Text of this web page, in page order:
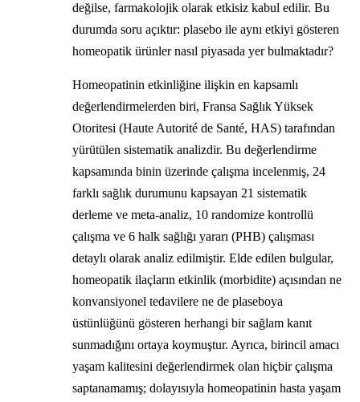
değilse, farmakolojik olarak etkisiz kabul edilir. Bu
durumda soru açıktır: plasebo ile aynı etkiyi gösteren
homeopatik ürünler nasıl piyasada yer bulmaktadır?
Homeopatinin etkinliğine ilişkin en kapsamlı
değerlendirmelerden biri, Fransa Sağlık Yüksek
Otoritesi (Haute Autorité de Santé, HAS) tarafından
yürütülen sistematik analizdir. Bu değerlendirme
kapsamında binin üzerinde çalışma incelenmiş, 24
farklı sağlık durumunu kapsayan 21 sistematik
derleme ve meta-analiz, 10 randomize kontrollü
çalışma ve 6 halk sağlığı yararı (PHB) çalışması
detaylı olarak analiz edilmiştir. Elde edilen bulgular,
homeopatik ilaçların etkinlik (morbidite) açısından ne
konvansiyonel tedavilere ne de plaseboya
üstünlüğünü gösteren herhangi bir sağlam kanıt
sunmadığını ortaya koymuştur. Ayrıca, birincil amacı
yaşam kalitesini değerlendirmek olan hiçbir çalışma
saptanamamış; dolayısıyla homeopatinin hasta yaşam